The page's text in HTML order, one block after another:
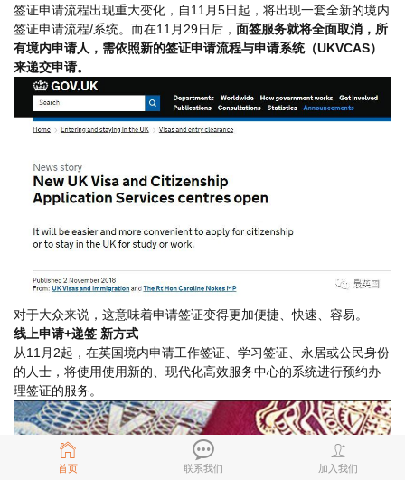
首页 联系我们 加入我们
签证申请流程出现重大变化，自11月5日起，将出现一套全新的境内
签证申请流程/系统。而在11月29日后， 面签服务就将全面取消，所
有境内申请人，需依照新的签证申请流程与申请系统（UKVCAS）
来递交申请。
对于大众来说，这意味着申请签证变得更加便捷、快速、容易。
线上申请+递签 新方式
从11月2起，在英国境内申请工作签证、学习签证、永居或公民身份
的人士，将使用使用新的、现代化高效服务中心的系统进行预约办
理签证的服务。